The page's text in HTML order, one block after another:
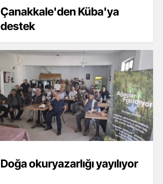
Çanakkale'den Küba'ya
destek
Doğa okuryazarlığı yayılıyor